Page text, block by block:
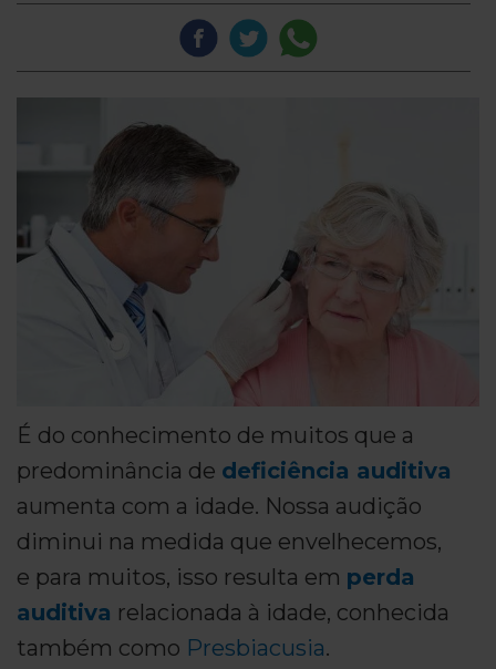
É do conhecimento de muitos que a
predominância de deficiência auditiva
aumenta com a idade. Nossa audição
diminui na medida que envelhecemos,
e para muitos, isso resulta em perda
auditiva relacionada à idade, conhecida
também como Presbiacusia.